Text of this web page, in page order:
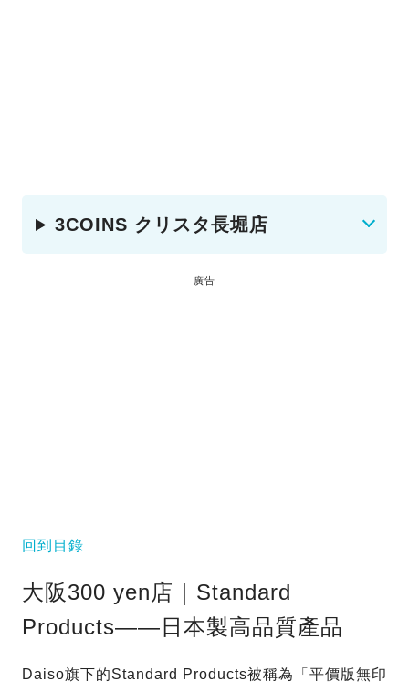
3COINS クリスタ長堀店
廣告
回到目錄
大阪300 yen店｜Standard
Products——日本製高品質產品
Daiso旗下的Standard Products被稱為「平價版無印